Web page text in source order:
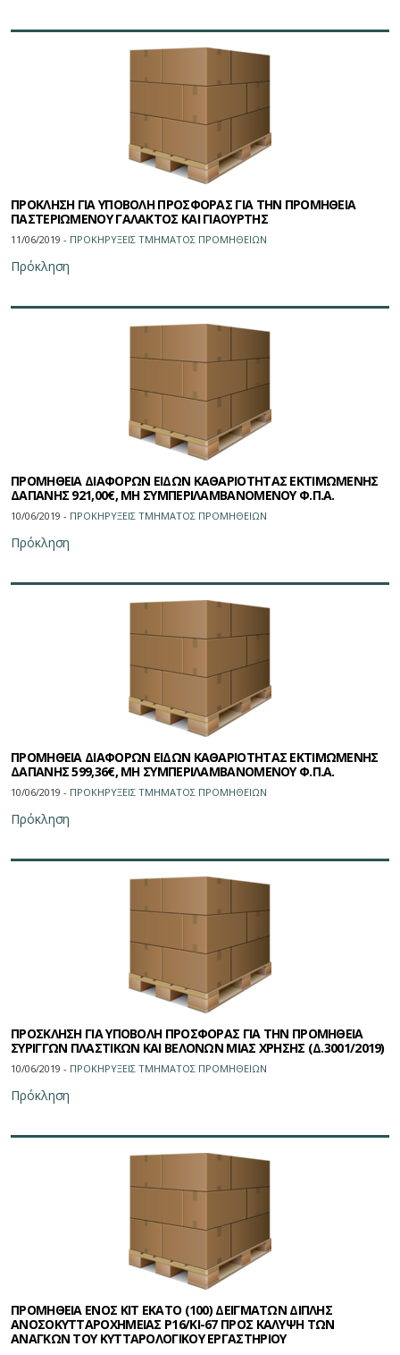
ΠΡΟΚΛΗΣΗ ΓΙΑ ΥΠΟΒΟΛΗ ΠΡΟΣΦΟΡΑΣ ΓΙΑ ΤΗΝ ΠΡΟΜΗΘΕΙΑ
ΠΑΣΤΕΡΙΩΜΕΝΟΥ ΓΑΛΑΚΤΟΣ ΚΑΙ ΓΙΑΟΥΡΤΗΣ
11/06/2019 - ΠΡΟΚΗΡΥΞΕΙΣ ΤΜΗΜΑΤΟΣ ΠΡΟΜΗΘΕΙΩN
Πρόκληση
ΠΡΟΜΗΘΕΙΑ ΔΙΑΦΟΡΩΝ ΕΙΔΩΝ ΚΑΘΑΡΙΟΤΗΤΑΣ ΕΚΤΙΜΩΜΕΝΗΣ
ΔΑΠΑΝΗΣ 921,00€, ΜΗ ΣΥΜΠΕΡΙΛΑΜΒΑΝΟΜΕΝΟΥ Φ.Π.Α.
10/06/2019 - ΠΡΟΚΗΡΥΞΕΙΣ ΤΜΗΜΑΤΟΣ ΠΡΟΜΗΘΕΙΩN
Πρόκληση
ΠΡΟΜΗΘΕΙΑ ΔΙΑΦΟΡΩΝ ΕΙΔΩΝ ΚΑΘΑΡΙΟΤΗΤΑΣ ΕΚΤΙΜΩΜΕΝΗΣ
ΔΑΠΑΝΗΣ 599,36€, ΜΗ ΣΥΜΠΕΡΙΛΑΜΒΑΝΟΜΕΝΟΥ Φ.Π.Α.
10/06/2019 - ΠΡΟΚΗΡΥΞΕΙΣ ΤΜΗΜΑΤΟΣ ΠΡΟΜΗΘΕΙΩN
Πρόκληση
ΠΡΟΣΚΛΗΣΗ ΓΙΑ ΥΠΟΒΟΛΗ ΠΡΟΣΦΟΡΑΣ ΓΙΑ ΤΗΝ ΠΡΟΜΗΘΕΙΑ
ΣΥΡΙΓΓΩΝ ΠΛΑΣΤΙΚΩΝ ΚΑΙ ΒΕΛΟΝΩΝ ΜΙΑΣ ΧΡΗΣΗΣ (Δ.3001/2019)
10/06/2019 - ΠΡΟΚΗΡΥΞΕΙΣ ΤΜΗΜΑΤΟΣ ΠΡΟΜΗΘΕΙΩN
Πρόκληση
ΠΡΟΜΗΘΕΙΑ ΕΝΟΣ ΚΙΤ ΕΚΑΤΟ (100) ΔΕΙΓΜΑΤΩΝ ΔΙΠΛΗΣ
ΑΝΟΣΟΚΥΤΤΑΡΟΧΗΜΕΙΑΣ Ρ16/KI-67 ΠΡΟΣ ΚΑΛΥΨΗ ΤΩΝ
ΑΝΑΓΚΩΝ ΤΟΥ ΚΥΤΤΑΡΟΛΟΓΙΚΟΥ ΕΡΓΑΣΤΗΡΙΟΥ